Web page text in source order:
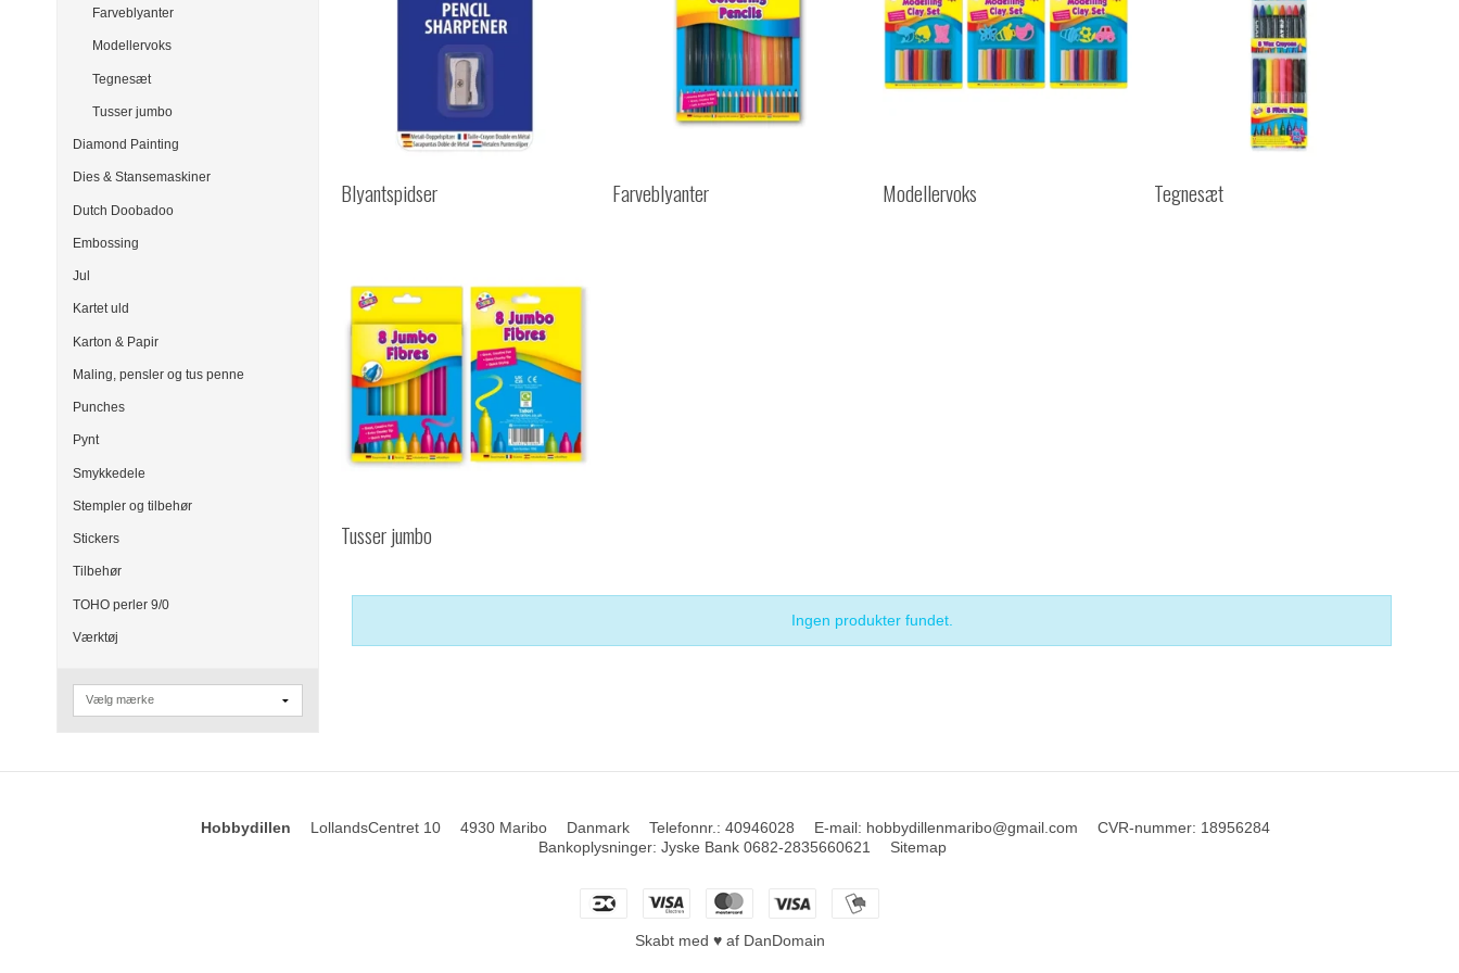
Farveblyanter
Modellervoks
Tegnesæt
Tusser jumbo
Diamond Painting
Dies & Stansemaskiner
Dutch Doobadoo
Embossing
Jul
Kartet uld
Karton & Papir
Maling, pensler og tus penne
Punches
Pynt
Smykkedele
Stempler og tilbehør
Stickers
Tilbehør
TOHO perler 9/0
Værktøj
Blyantspidser Farveblyanter Modellervoks Tegnesæt
Tusser jumbo
Ingen produkter fundet.
Hobbydillen LollandsCentret 10 4930 Maribo Danmark Telefonnr. : 40946028 E-mail: hobbydillenmaribo@gmail.com CVR-nummer: 18956284
Bankoplysninger: Jyske Bank 0682-2835660621 Sitemap
Skabt med ♥ af DanDomain